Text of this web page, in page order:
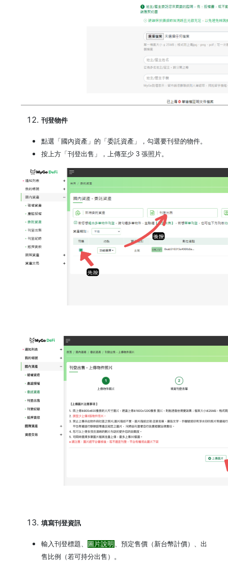
刊登物件
點選「國內資產」的「委託資產」，勾選要刊登的物件。
按上方「刊登出售」，上傳至少 3張照片。
填寫刊登資訊
輸入刊登標題、 圖片說明 、預定售價（新台幣計價）、出
售比例（若可持分出售）。